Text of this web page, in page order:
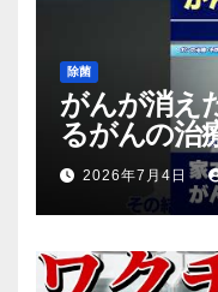
除菌
がんが消え
るがんの治
2026年7月4日